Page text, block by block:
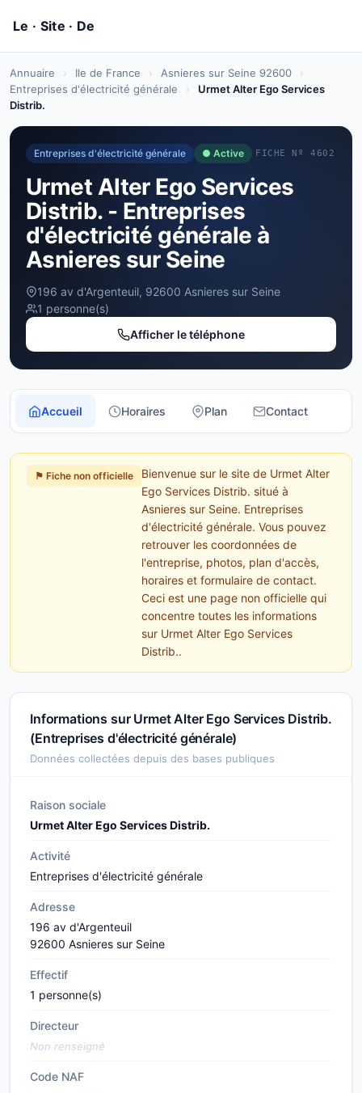
Annuaire › Ile de France › Asnieres sur Seine 92600
›
Entreprises d'électricité générale
›
Urmet Alter Ego Services
Distrib.
Entreprises d'électricité générale ● Active FICHE Nº 4602
Urmet Alter Ego Services
Distrib. - Entreprises
d'électricité générale à
Asnieres sur Seine
196 av d'Argenteuil, 92600 Asnieres sur Seine
1 personne(s)
Afficher le téléphone
Accueil Horaires Plan Contact
⚑ Fiche non officielle
Bienvenue sur le site de Urmet Alter
Ego Services Distrib. situé à
Asnieres sur Seine. Entreprises
d'électricité générale. Vous pouvez
retrouver les coordonnées de
l'entreprise, photos, plan d'accès,
horaires et formulaire de contact.
Ceci est une page non officielle qui
concentre toutes les informations
sur Urmet Alter Ego Services
Distrib..
Informations sur Urmet Alter Ego Services Distrib.
(Entreprises d'électricité générale)
Données collectées depuis des bases publiques
Raison sociale
Urmet Alter Ego Services Distrib.
Activité
Entreprises d'électricité générale
Adresse
196 av d'Argenteuil
92600 Asnieres sur Seine
Effectif
1 personne(s)
Directeur
Non renseigné
Code NAF